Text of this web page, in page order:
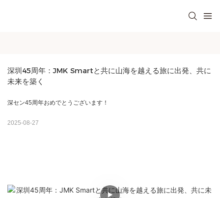
深圳45周年：JMK Smartと共に山海を越える旅に出発、共に
未来を築く
深セン45周年おめでとうございます！
2025-08-27